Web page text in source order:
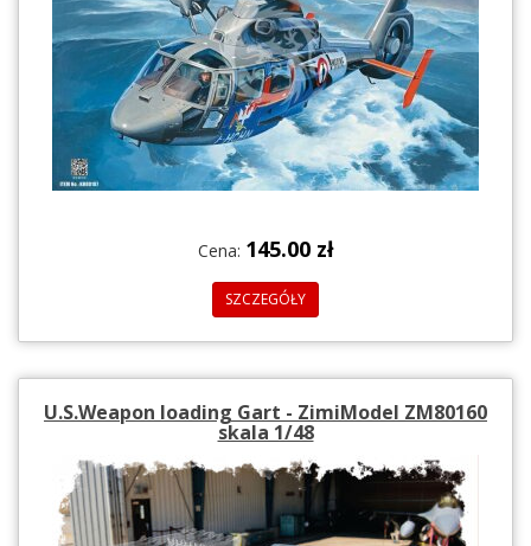
Cena: 145.00 zł
SZCZEGÓŁY
U.S.Weapon loading Gart - ZimiModel ZM80160
skala 1/48